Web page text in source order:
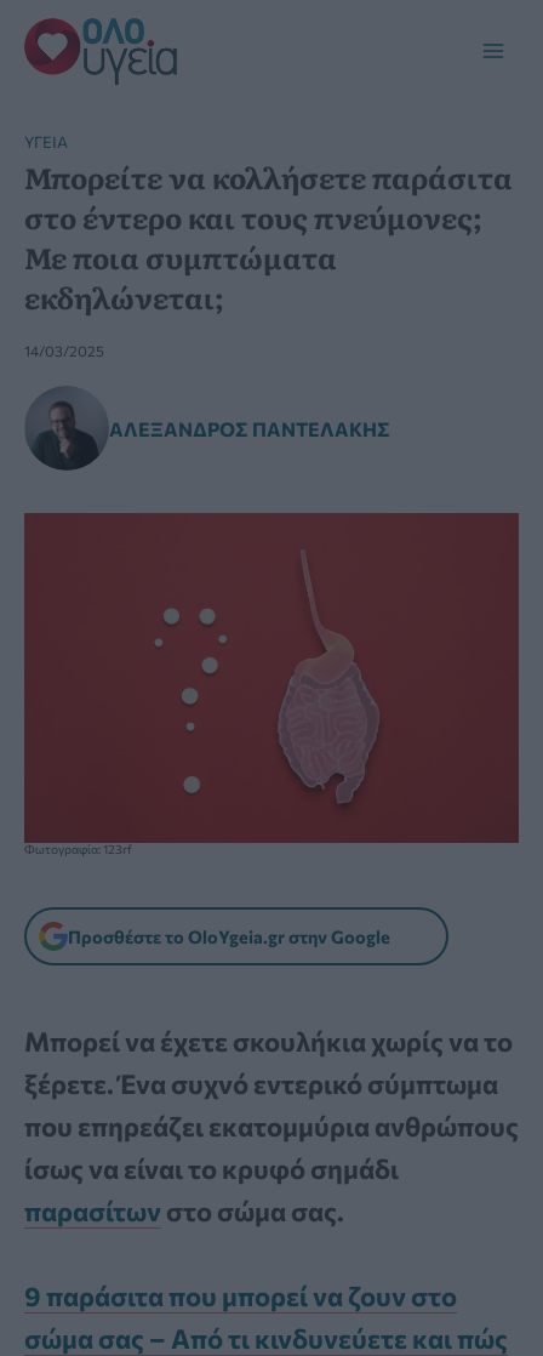
Μετάβαση
στο
περιεχόμενο
YΓΕΊΑ
Μπορείτε να κολλήσετε παράσιτα
στο έντερο και τους πνεύμονες;
Με ποια συμπτώματα
εκδηλώνεται;
14/03/2025
ΑΛΈΞΑΝΔΡΟΣ ΠΑΝΤΕΛΆΚΗΣ
Φωτογραφία: 123rf
Προσθέστε το OloYgeia.gr στην Google
Μπορεί να έχετε σκουλήκια χωρίς να το
ξέρετε. Ένα συχνό εντερικό σύμπτωμα
που επηρεάζει εκατομμύρια ανθρώπους
ίσως να είναι το κρυφό σημάδι
παρασίτωνστο σώμα σας.
9 παράσιτα που μπορεί να ζουν στο
σώμα σας – Από τι κινδυνεύετε και πώς